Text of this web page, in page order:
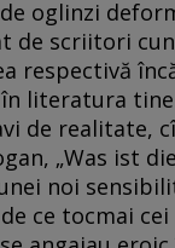
oglinzi
de scriitori
respectivă
literatura
de realitate,
„Was ist
noi
ce tocmai